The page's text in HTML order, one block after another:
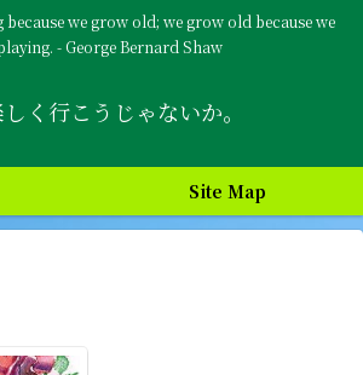
because we grow old; we grow old because we
- George Bernard Shaw
く行こうじゃないか。
Site Map